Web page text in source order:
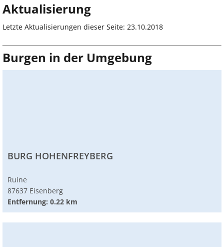
Aktualisierung
Letzte Aktualisierungen dieser Seite: 23.10.2018
Burgen in der Umgebung
BURG HOHENFREYBERG
Ruine
87637 Eisenberg
Entfernung: 0.22 km